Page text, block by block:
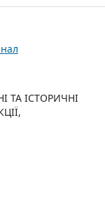
ТА ІСТОРИЧНІ